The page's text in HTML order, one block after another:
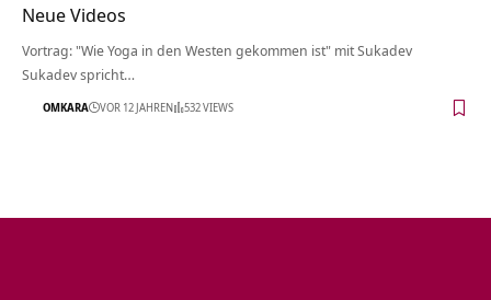
Neue Videos
Vortrag: "Wie Yoga in den Westen gekommen ist" mit Sukadev
Sukadev spricht…
OMKARA VOR 12 JAHREN 532 VIEWS